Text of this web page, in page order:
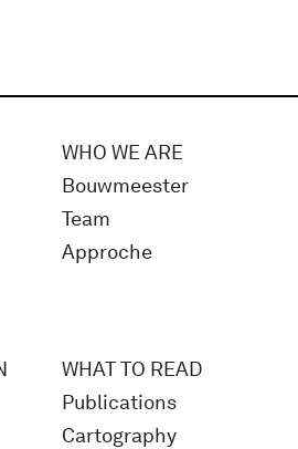
WHO WE ARE
Bouwmeester
Team
Approche
WHAT TO READ
Publications
Cartography